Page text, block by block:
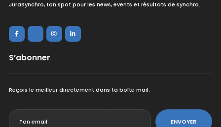
JuraSynchro, ton spot pour les news, events et résultats de synchro.
S’abonner
Reçois le meilleur directement dans ta boîte mail.
ENVOYER